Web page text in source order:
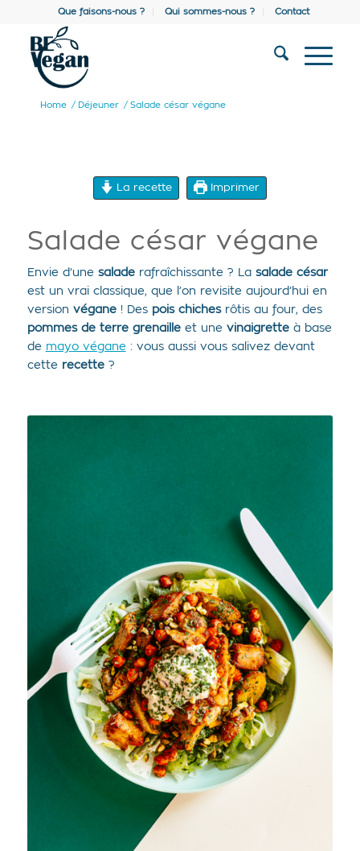
Que faisons-nous ? Qui sommes-nous ? Contact
Home / Déjeuner / Salade césar végane
La recette Imprimer
Salade césar végane
Envie d’une salade rafraîchissante ? La salade césar
est un vrai classique, que l’on revisite aujourd’hui en
version végane ! Des pois chichesrôtis au four, des
pommes de terre grenailleet une vinaigrette à base
de mayo végane : vous aussi vous salivez devant
cette recette ?